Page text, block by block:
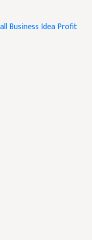
Business IdeaProfit